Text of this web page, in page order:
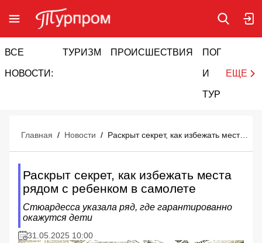
ВСЕ
НОВОСТИ:
ТУРИЗМ ПРОИСШЕСТВИЯ ПОГОДА
И
ТУРИЗМ
ЕЩЕ
Главная / Новости / Раскрыт секрет, как избежать места рядом с ребенком в самолете
Раскрыт секрет, как избежать места
рядом с ребенком в самолете
Стюардесса указала ряд, где гарантированно
окажутся дети
31.05.2025 10:00